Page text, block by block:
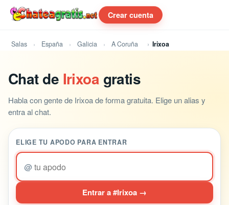
Crear cuenta
Salas España Galicia A Coruña Irixoa
Chat de Irixoa gratis
Habla con gente de Irixoa de forma gratuita. Elige un alias y
entra al chat.
ELIGE TU APODO PARA ENTRAR
@
Entrar a #Irixoa →